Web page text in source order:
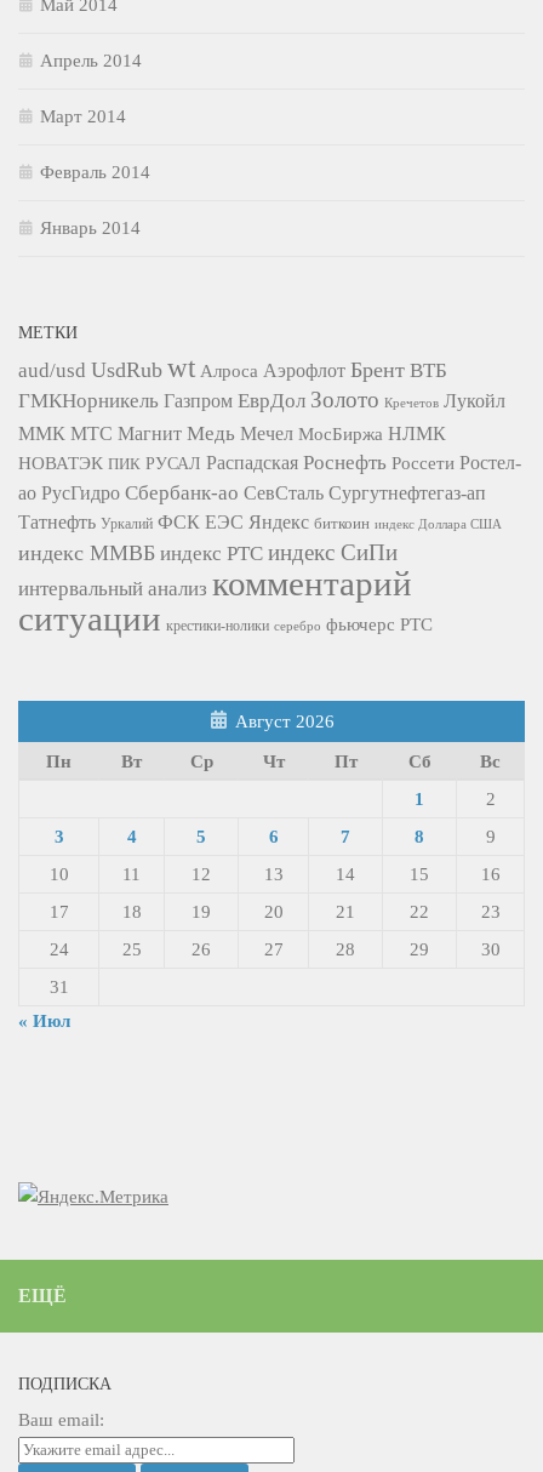
Май 2014
Апрель 2014
Март 2014
Февраль 2014
Январь 2014
МЕТКИ
aud/usd UsdRub wt Алроса Аэрофлот Брент ВТБ
ГМКНорникель Газпром ЕврДол Золото Кречетов Лукойл
ММК МТС Магнит Медь Мечел МосБиржа НЛМК
НОВАТЭК ПИК РУСАЛ Распадская Роснефть Россети Ростел-
ао РусГидро Сбербанк-ао СевСталь Сургутнефтегаз-ап
Татнефть Уркалий ФСК ЕЭС Яндекс биткоин индекс Доллара США
индекс ММВБ индекс РТС индекс СиПи
интервальный анализ комментарий
ситуации крестики-нолики серебро фьючерс РТС
Август 2026
Пн Вт Ср Чт Пт Сб
Вс
1
2
3
4 5 6 7 8
9
10
11 12 13 14 15
16
17
18 19 20 21 22
23
24
25 26 27 28 29
30
31
« Июл
ЕЩЁ
ПОДПИСКА
Ваш email: